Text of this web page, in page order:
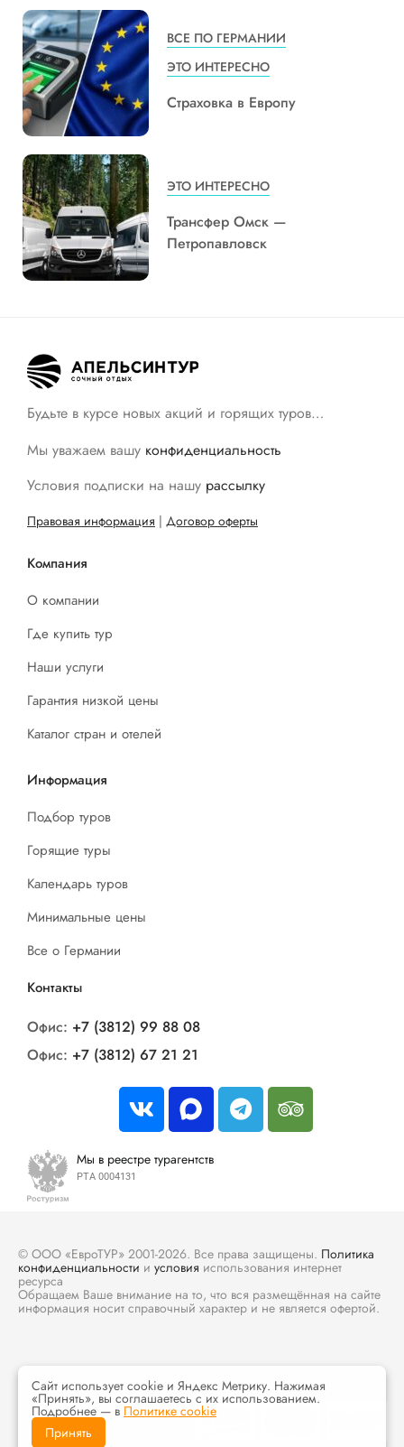
ВСЕ ПО ГЕРМАНИИ
ЭТО ИНТЕРЕСНО
Страховка в Европу
ЭТО ИНТЕРЕСНО
Трансфер Омск —
Петропавловск
Будьте в курсе новых акций и горящих туров…
Мы уважаем вашу конфиденциальность
Условия подписки на нашу рассылку
Правовая информация | Договор оферты
Компания
О компании
Где купить тур
Наши услуги
Гарантия низкой цены
Каталог стран и отелей
Информация
Подбор туров
Горящие туры
Календарь туров
Минимальные цены
Все о Германии
Контакты
Офис: +7 (3812) 99 88 08
Офис: +7 (3812) 67 21 21
Мы в реестре турагентств
РТА 0004131
© ООО «ЕвроТУР» 2001-2026. Все права защищены. Политика
конфиденциальности и условия использования интернет
ресурса
Обращаем Ваше внимание на то, что вся размещённая на сайте
информация носит справочный характер и не является офертой.
Сайт использует cookie и Яндекс Метрику. Нажимая
«Принять», вы соглашаетесь с их использованием.
Подробнее — в Политике cookie
Принять